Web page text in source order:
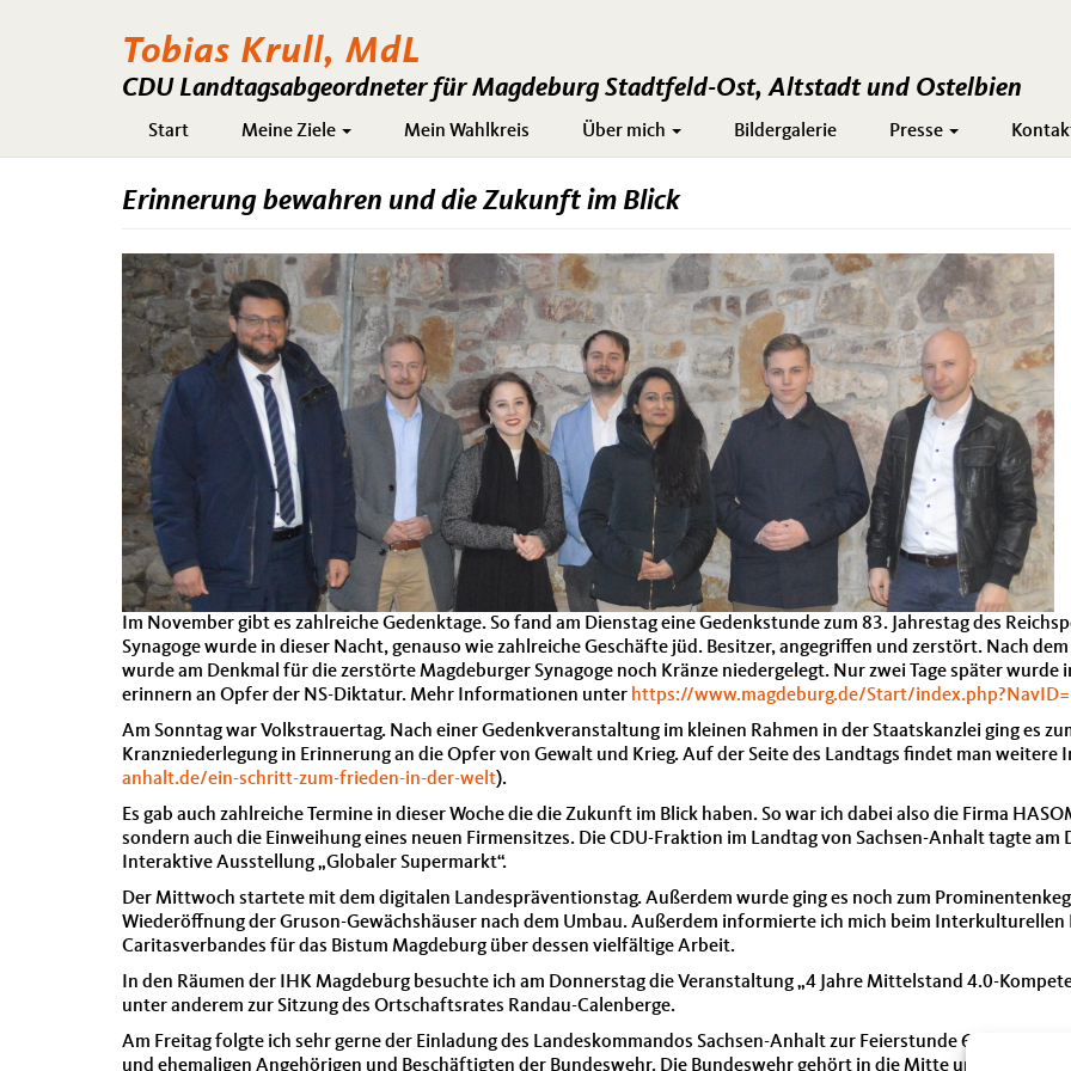
Tobias Krull, MdL
CDU Landtagsabgeordneter für Magdeburg Stadtfeld-Ost, Altstadt und Ostelbien
Hauptnavigation
Start Meine Ziele Mein Wahlkreis Über mich Bildergalerie Presse
Erinnerung bewahren und die Zukunft im Blick
Im November gibt es zahlreiche Gedenktage. So fand am Dienstag eine Gedenkstunde zum 83. Jahrestag des
Synagoge wurde in dieser Nacht, genauso wie zahlreiche Geschäfte jüd. Besitzer, angegriffen und zerstört. Nach
wurde am Denkmal für die zerstörte Magdeburger Synagoge noch Kränze niedergelegt. Nur zwei Tage später
erinnern an Opfer der NS-Diktatur. Mehr Informationen unter https://www.magdeburg.de/Start/
Am Sonntag war Volkstrauertag. Nach einer Gedenkveranstaltung im kleinen Rahmen in der Staatskanzlei ging es
Kranzniederlegung in Erinnerung an die Opfer von Gewalt und Krieg. Auf der Seite des Landtags findet man weitere
anhalt.de/ein-schritt-zum-frieden-in-der-welt).
Es gab auch zahlreiche Termine in dieser Woche die die Zukunft im Blick haben. So war ich dabei also die Firma
sondern auch die Einweihung eines neuen Firmensitzes. Die CDU-Fraktion im Landtag von Sachsen-Anhalt tagte am
Interaktive Ausstellung „Globaler Supermarkt“.
Der Mittwoch startete mit dem digitalen Landespräventionstag. Außerdem wurde ging es noch zum
Wiederöffnung der Gruson-Gewächshäuser nach dem Umbau. Außerdem informierte ich mich beim Interkulturellen
Caritasverbandes für das Bistum Magdeburg über dessen vielfältige Arbeit.
In den Räumen der IHK Magdeburg besuchte ich am Donnerstag die Veranstaltung „4 Jahre Mittelstand 4.0-
unter anderem zur Sitzung des Ortschaftsrates Randau-Calenberge.
Am Freitag folgte ich sehr gerne der Einladung des Landeskommandos Sachsen-Anhalt zur Feierstunde 66 Jahre
und ehemaligen Angehörigen und Beschäftigten der Bundeswehr. Die Bundeswehr gehört in die Mitte unserer